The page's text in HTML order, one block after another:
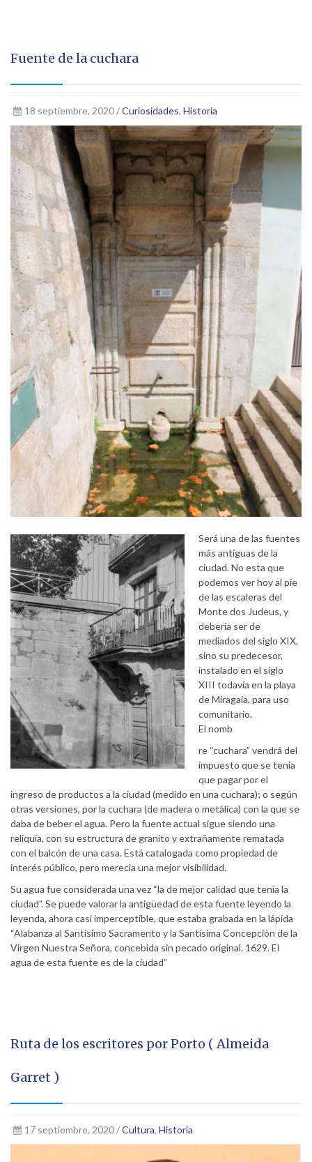
Fuente de la cuchara
18 septiembre, 2020 /Curiosidades, Historia
Será una de las fuentes
más antiguas de la
ciudad. No esta que
podemos ver hoy al pie
de las escaleras del
Monte dos Judeus, y
debería ser de
mediados del siglo XIX,
sino su predecesor,
instalado en el siglo
XIII todavía en la playa
de Miragaia, para uso
comunitario.
El nomb
re “cuchara” vendrá del
impuesto que se tenia
que pagar por el
ingreso de productos a la ciudad (medido en una cuchara); o según
otras versiones, por la cuchara (de madera o metálica) con la que se
daba de beber el agua. Pero la fuente actual sigue siendo una
reliquia, con su estructura de granito y extrañamente rematada
con el balcón de una casa. Está catalogada como propiedad de
interés público, pero merecia una mejor visibilidad.
Su agua fue considerada una vez “la de mejor calidad que tenía la
ciudad”. Se puede valorar la antigüedad de esta fuente leyendo la
leyenda, ahora casi imperceptible, que estaba grabada en la lápida
“Alabanza al Santísimo Sacramento y la Santísima Concepción de la
Virgen Nuestra Señora, concebida sin pecado original. 1629. El
agua de esta fuente es de la ciudad”
Ruta de los escritores por Porto ( Almeida
Garret )
17 septiembre, 2020 /Cultura, Historia